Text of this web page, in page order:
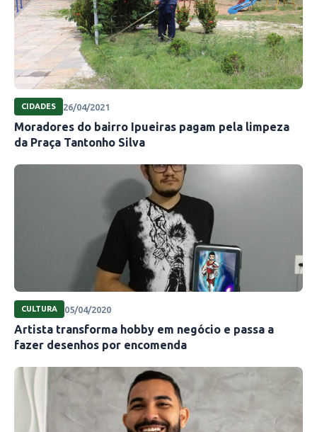
CIDADES 26/04/2021
Moradores do bairro Ipueiras pagam pela limpeza
da Praça Tantonho Silva
CULTURA 05/04/2020
Artista transforma hobby em negócio e passa a
fazer desenhos por encomenda